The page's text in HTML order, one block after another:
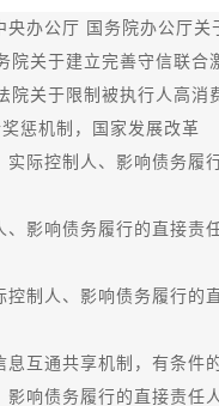
办公厅 国务院办公厅关
院关于建立完善守信联合
院关于限制被执行人高消
惩机制，国家发展改革
际控制人、影响债务履
影响债务履行的直接责
制人、影响债务履行的直
互通共享机制，有条件
响债务履行的直接责任